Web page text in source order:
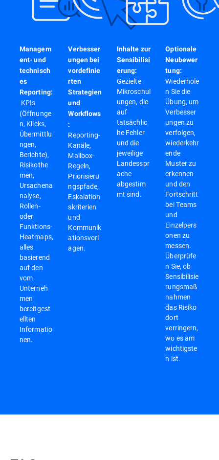
Managem
ent- und
technisch
es
Reporting:
KPIs
(Öffnunge
n, Klicks,
Übermittlu
ngen,
Berichte),
Risikothe
men,
Ursachena
nalyse,
Rollen-
oder
Funktions-
Heatmaps,
alles
basierend
auf den
vom
Unterneh
men
bereitgest
ellten
Informatio
nen.
Verbesser
ungen bei
vordefinie
rten
Strategien
und
Workflows
:
Reporting-
Kanäle,
Mailbox-
Regeln,
Priorisieru
ngspfade,
Eskalation
skriterien
und
Kommunik
ationsvorl
agen.
Inhalte zur
Sensibilisi
erung:
Gezielte
Mikroschul
ungen, die
auf
tatsächlic
he Fehler
und die
jeweilige
Landesspr
ache
abgestim
mt sind.
Optionale
Neubewer
tung:
Wiederhole
n Sie die
Übung, um
Verbesser
ungen zu
verfolgen,
wiederkehr
ende
Muster zu
erkennen
und den
Fortschritt
bei Teams
und
Einzelpers
onen zu
messen.
Überprüfe
n Sie, ob
Sensibilisie
rungsmaß
nahmen
das Risiko
dort
verringern,
wo es am
wichtigste
n ist.